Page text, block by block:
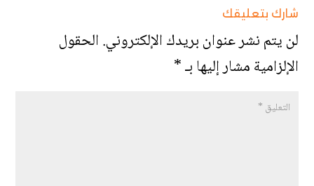
شارك بتعليقك
لن يتم نشر عنوان بريدك الإلكتروني.الحقول
الإلزامية مشار إليها بـ*